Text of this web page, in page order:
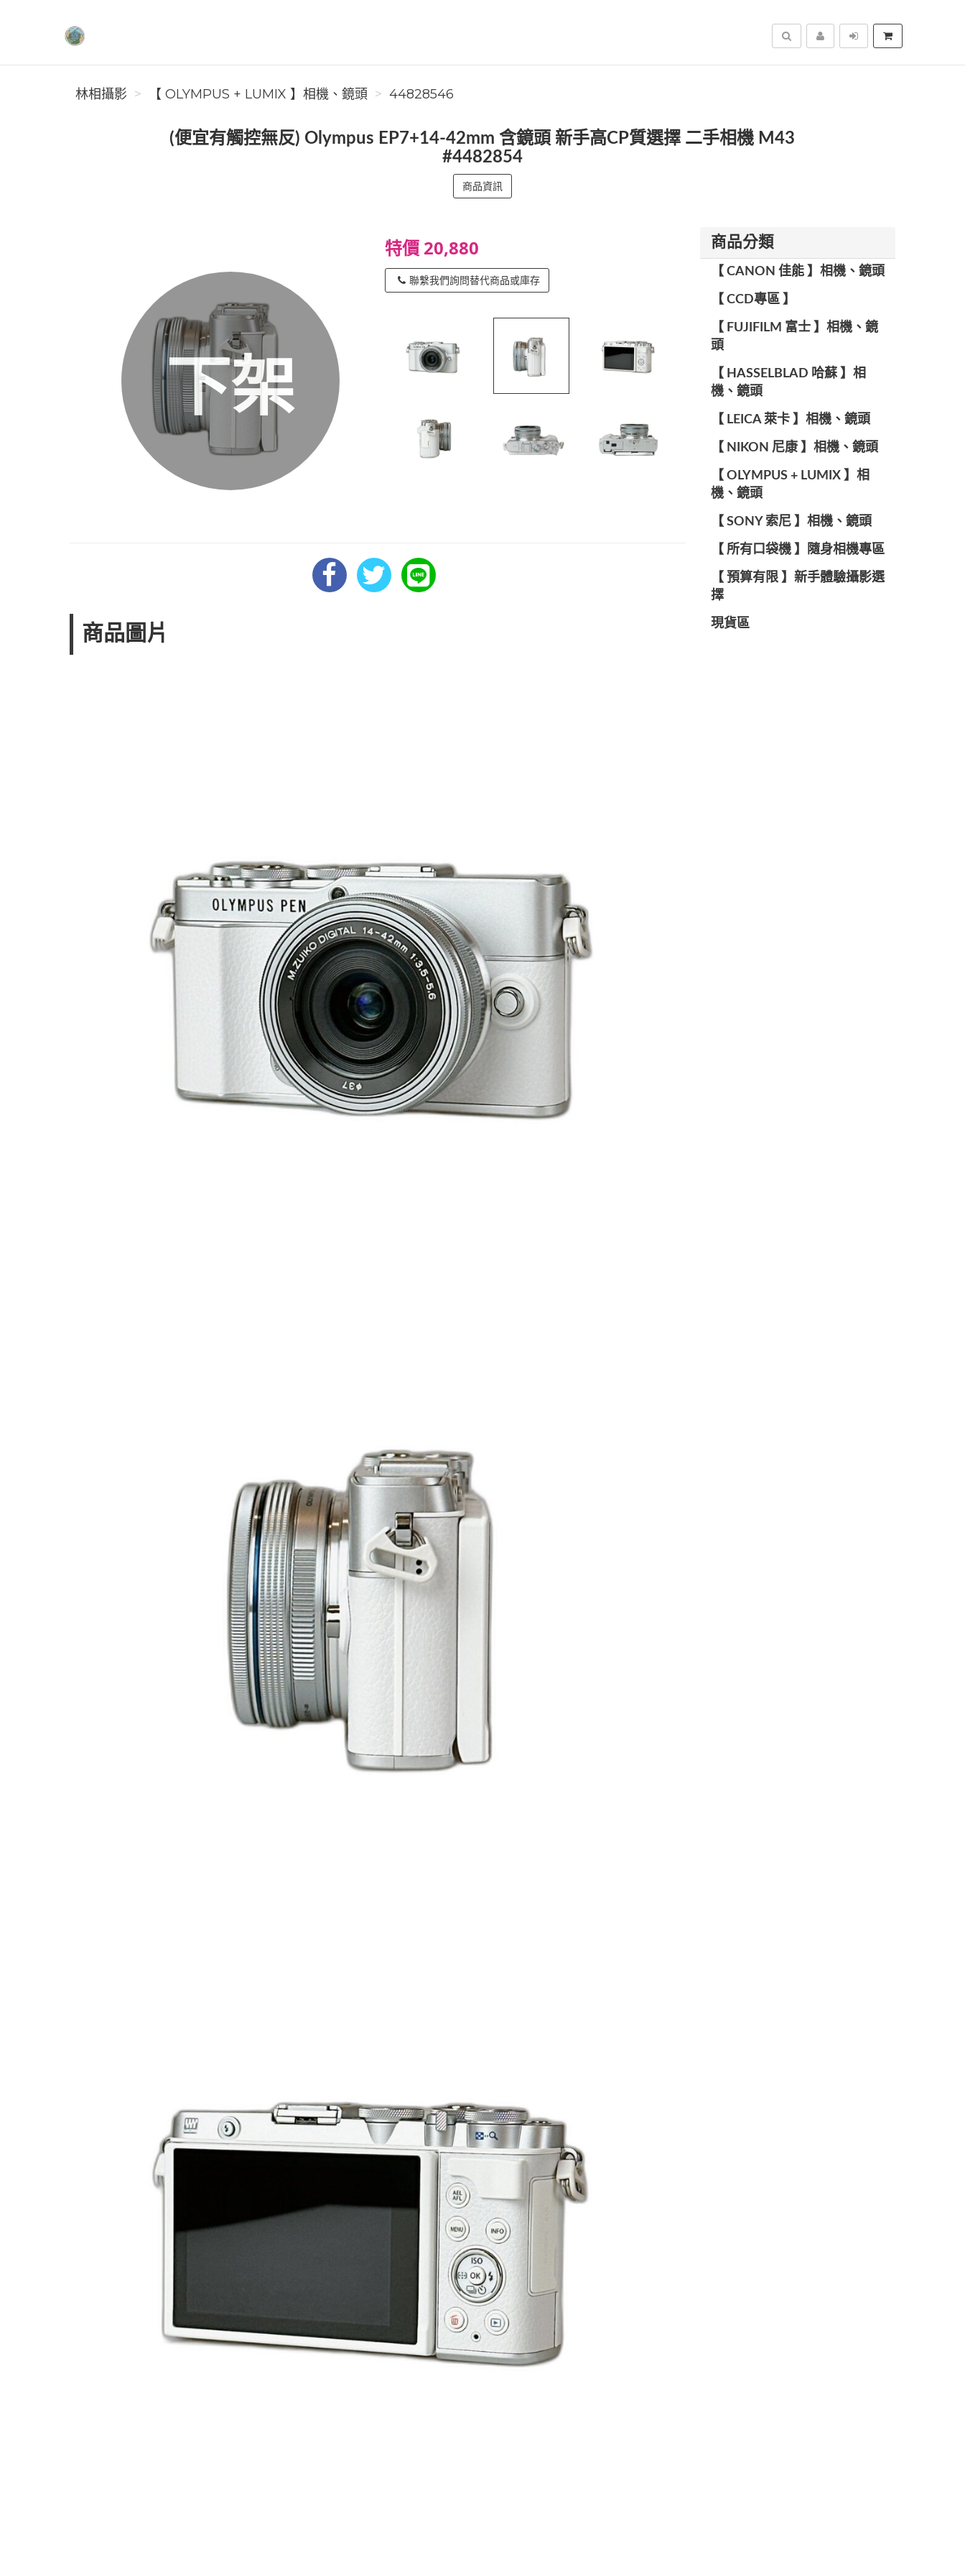
林相攝影
搜尋
林相攝影 【 OLYMPUS + LUMIX 】相機、鏡頭 44828546
(便宜有觸控無反) Olympus EP7+14-42mm 含鏡頭 新手高CP質選擇 二手相機 M43
#4482854
商品資訊
下架
特價 20,880
聯繫我們詢問替代商品或庫存
商品圖片
商品分類
【 CANON 佳能 】相機、鏡頭
【 CCD專區 】
【 FUJIFILM 富士 】相機、鏡
頭
【 HASSELBLAD 哈蘇 】相
機、鏡頭
【 LEICA 萊卡 】相機、鏡頭
【 NIKON 尼康 】相機、鏡頭
【 OLYMPUS + LUMIX 】相
機、鏡頭
【 SONY 索尼 】相機、鏡頭
【 所有口袋機 】隨身相機專區
【 預算有限 】新手體驗攝影選
擇
現貨區